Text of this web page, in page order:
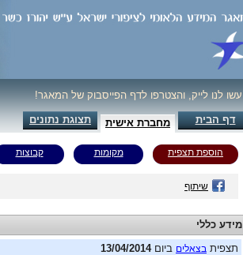
עשו לנו לייק, והצטרפו לדף הפייסבוק של המאגר!
דף הבית מחברת אישית תצוגת נתונים
הוספת תצפית מקומות קבוצות
שיתוף
מידע כללי
תצפית בצאלים ביום13/04/2014